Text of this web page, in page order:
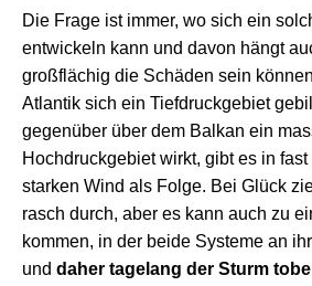
Die Frage ist immer, wo sich ein
entwickeln kann und davon hängt
großflächig die Schäden sein
Atlantik sich ein Tiefdruckgebiet
gegenüber über dem Balkan ein
Hochdruckgebiet wirkt, gibt es in
starken Wind als Folge. Bei Glück
rasch durch, aber es kann auch zu
kommen, in der beide Systeme an
und daher tagelang der Sturm